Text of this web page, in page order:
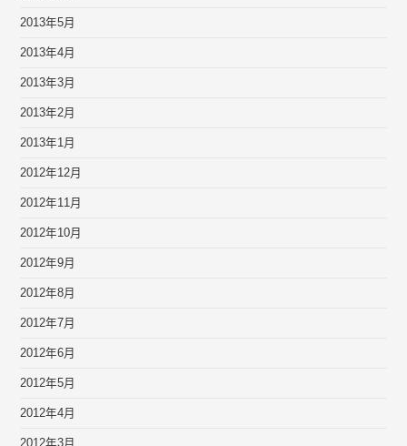
2013年5月
2013年4月
2013年3月
2013年2月
2013年1月
2012年12月
2012年11月
2012年10月
2012年9月
2012年8月
2012年7月
2012年6月
2012年5月
2012年4月
2012年3月